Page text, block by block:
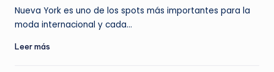
Nueva York es uno de los spots más importantes para la
moda internacional y cada…
Leer más